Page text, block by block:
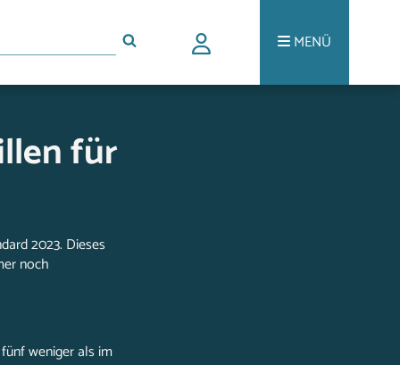
MENÜ
für
2023. Dieses
noch
weniger als im